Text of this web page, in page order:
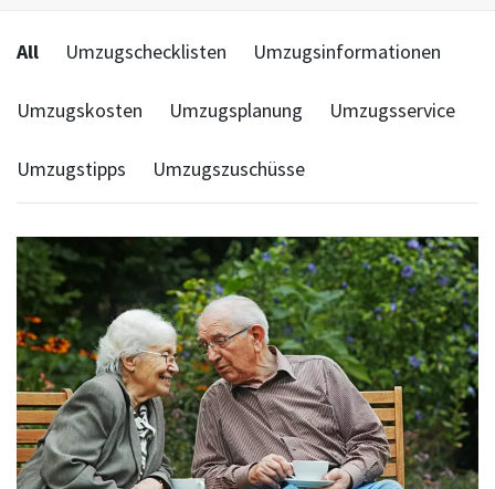
All Umzugschecklisten Umzugsinformationen
Umzugskosten Umzugsplanung Umzugsservice
Umzugstipps Umzugszuschüsse